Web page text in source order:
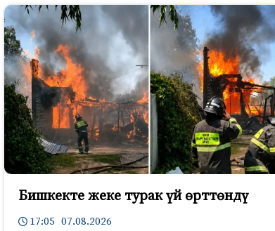
Бишкекте жеке турак үй өрттөндү
17:05 07.08.2026